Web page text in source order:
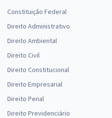
Conhecimentos Específicos para
Economize
ALEAM - Assembleia Legislativa
Constituição Federal
Direito Administrativo
Direito Ambiental
Direito Civil
Direito Constitucional
Direito Empresarial
Direito Penal
Direito Previdenciário